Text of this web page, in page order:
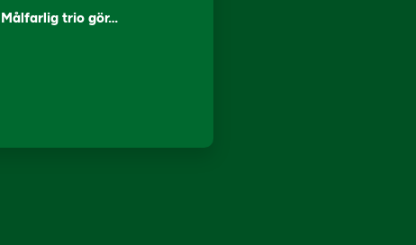
Målfarlig trio gör…